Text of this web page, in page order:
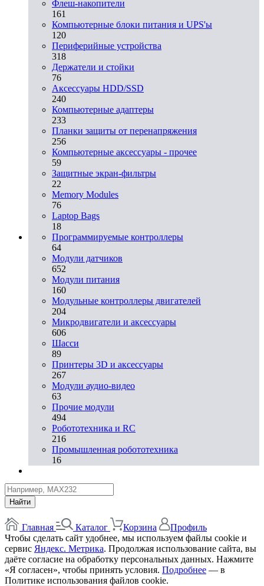
Флеш-накопители
161
Компьютерные блоки питания и UPS'ы
120
Периферийные устройства
318
Держатели и стойки
76
Аксессуары HDD/SSD
240
Компьютерные адаптеры
233
Планки защиты от перенапряжения
256
Компьютерные аксессуары - прочее
59
Защитные экран-фильтры
22
Memory Modules
76
Laptop Bags
18
Программируемые контроллеры
64
Модули датчиков
652
Модули питания
160
Модульные контроллеры двигателей
204
Микродвигатели и аксессуары
606
Шасси
89
Принтеры 3D и аксессуары
267
Модули аудио-видео
63
Прочие модули
494
Робототехника и RC
216
Промышленная робототехника
16
Найти
Главная Каталог Корзина
Профиль
Чтобы сделать сайт удобнее, мы используем файлы cookie и
сервис Яндекс. Метрика. Продолжая использование сайта, вы
даёте согласие на обработку персональных данных. Нажмите
«Я согласен», чтобы принять условия. Подробнее — в
Политике использования файлов cookie.